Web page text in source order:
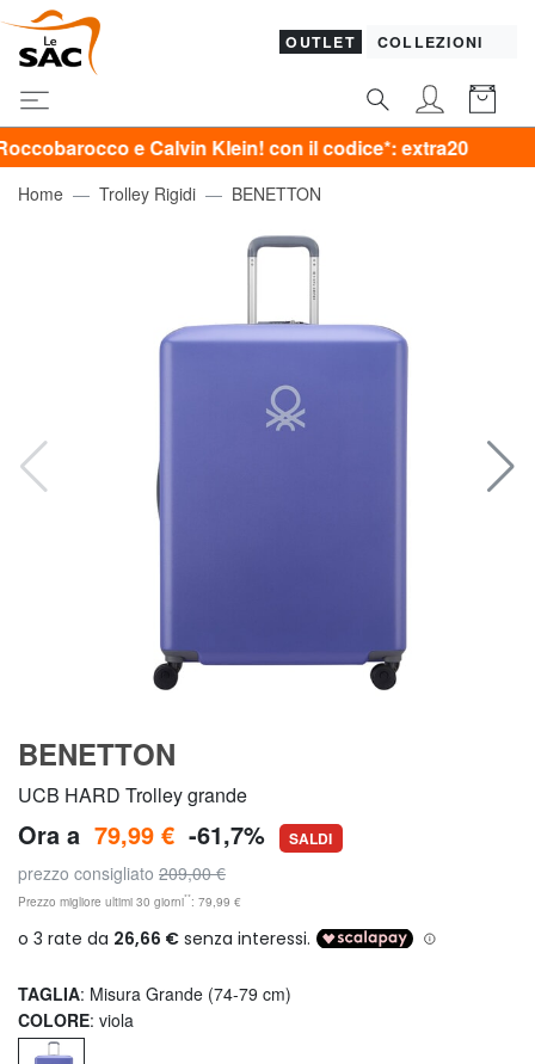
OUTLET COLLEZIONI
e Calvin Klein! con il codice*: extra20
Home Trolley Rigidi BENETTON
BENETTON
UCB HARD Trolley grande
Ora a 79,99 € -61,7% SALDI
prezzo consigliato 209,00 €
Prezzo migliore ultimi 30 giorni**: 79,99 €
TAGLIA: Misura Grande (74-79 cm)
COLORE: viola